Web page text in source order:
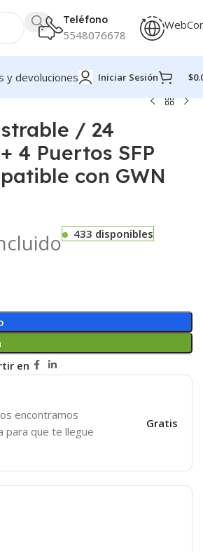
Teléfono
5548076678
y devoluciones Iniciar Sesión $
/ 24
4 Puertos SFP
con GWN
433 disponibles
en
encontramos
para que te llegue
Gratis